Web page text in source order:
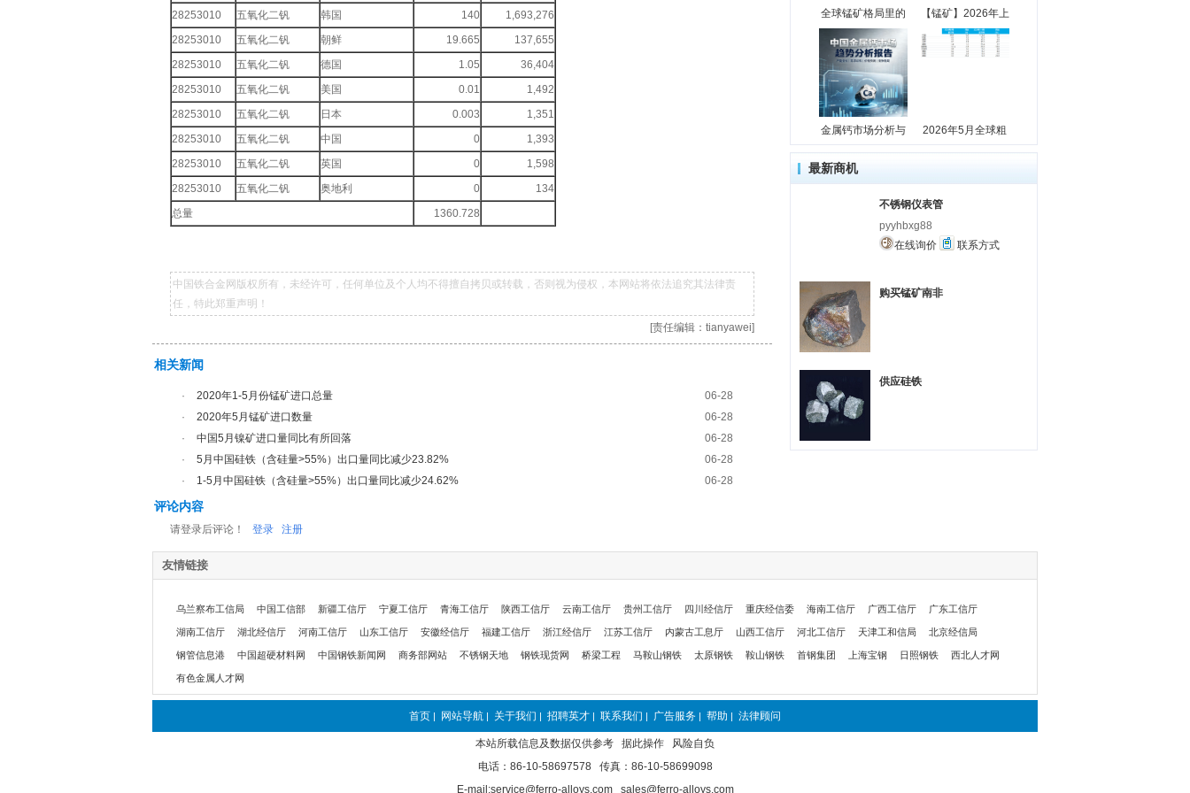
28253010 五氧化二钒 韩国 140
1,693,276
28253010
五氧化二钒 朝鲜 19.665
137,655
28253010
五氧化二钒 德国 1.05
36,404
28253010
五氧化二钒 美国 0.01
1,492
28253010
五氧化二钒 日本 0.003
1,351
28253010
五氧化二钒 中国 0
1,393
28253010
五氧化二钒 英国 0
1,598
28253010
五氧化二钒 奥地利 0
134
总量
1360.728
中国铁合金网版权所有，未经许可，任何单位及个人均不得擅自拷贝或转载，否则视为侵权，本网站将依法追究其法律责
任，特此郑重声明！
[责任编辑：tianyawei]
相关新闻
· 2020年1-5月份锰矿进口总量
06-28
·
2020年5月锰矿进口数量
06-28
·
中国5月镍矿进口量同比有所回落
06-28
·
5月中国硅铁（含硅量>55%）出口量同比减少23.82%
06-28
·
1-5月中国硅铁（含硅量>55%）出口量同比减少24.62% 06-28
评论内容
请登录后评论！ 登录 注册
全球锰矿格局里的 【锰矿】2026年上
金属钙市场分析与 2026年5月全球粗
最新商机
不锈钢仪表管
pyyhbxg88
在线询价
联系方式
购买锰矿南非
供应硅铁
友情链接
乌兰察布工信局 中国工信部 新疆工信厅 宁夏工信厅 青海工信厅 陕西工信厅 云南工信厅 贵州工信厅 四川经信厅 重庆经信委 海南工信厅 广西工信厅 广东工信厅
湖南工信厅 湖北经信厅 河南工信厅 山东工信厅 安徽经信厅 福建工信厅 浙江经信厅 江苏工信厅 内蒙古工息厅 山西工信厅 河北工信厅 天津工和信局 北京经信局
钢管信息港 中国超硬材料网 中国钢铁新闻网 商务部网站 不锈钢天地 钢铁现货网 桥梁工程 马鞍山钢铁 太原钢铁 鞍山钢铁 首钢集团 上海宝钢 日照钢铁 西北人才网
有色金属人才网
首页 | 网站导航 | 关于我们 | 招聘英才 | 联系我们 | 广告服务 | 帮助 | 法律顾问
本站所载信息及数据仅供参考 据此操作 风险自负
电话：86-10-58697578 传真：86-10-58699098
E-mail:service@ferro-alloys.com sales@ferro-alloys.com